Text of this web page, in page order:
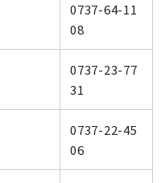
0737-64-11
08
0737-23-77
31
0737-22-45
06